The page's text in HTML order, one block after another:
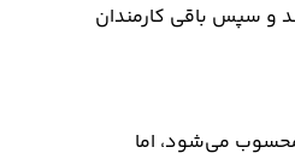
و سپس باقی کارمندان
محسوب می‌شود، اما